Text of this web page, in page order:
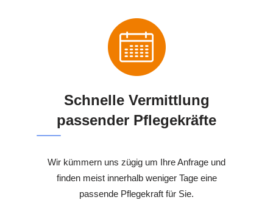
Schnelle Vermittlung
passender Pflegekräfte
Wir kümmern uns zügig um Ihre Anfrage und
finden meist innerhalb weniger Tage eine
passende Pflegekraft für Sie.